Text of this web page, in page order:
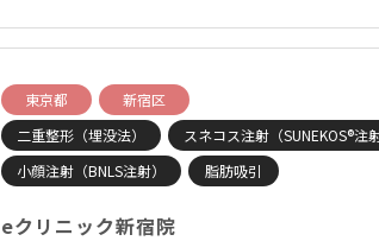
東京都
新宿区
二重整形（埋没法）
スネコス注射（SUNEKOS®注射
小顔注射（BNLS注射）
脂肪吸引
eクリニック新宿院